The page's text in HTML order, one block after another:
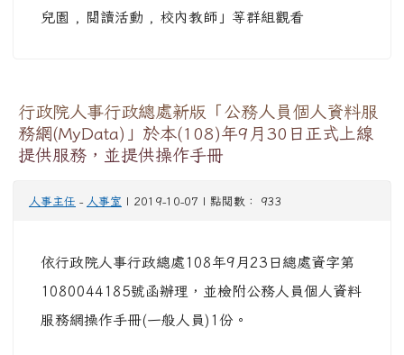
兒園 , 閱讀活動 , 校內教師」等群組觀看
行政院人事行政總處新版「公務人員個人資料服
務網(MyData)」於本(108)年9月30日正式上線
提供服務，並提供操作手冊
人事主任 - 人事室 | 2019-10-07 | 點閱數： 933
依行政院人事行政總處108年9月23日總處資字第
1080044185號函辦理，並檢附公務人員個人資料
服務網操作手冊(一般人員)1份。